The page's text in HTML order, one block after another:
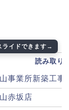
読み取り
事業所新築工事
赤坂店